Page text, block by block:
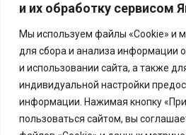
и их обработку сервисом
Мы используем файлы «Cookie» и
для сбора и анализа информации
и использовании сайта, а также
индивидуальной настройки
информации. Нажимая кнопку
пользоваться сайтом, вы
федеральных клиентов
Copyright © 2025
партнерство содействия